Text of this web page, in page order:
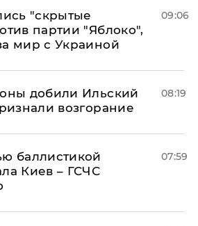
"скрытые
партии "Яблоко",
мир с Украиной
09:06
добили Ильский
возгорание
08:19
баллистикой
Киев – ГСЧС
07:59